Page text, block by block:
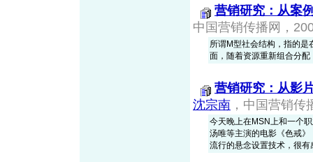
营销研究：从案
中国营销传播网，
所谓M型社会结构，指的
面，随着资源重新组合分
营销研究：从影
沈宗南 ，中国营销
今天晚上在MSN上和一个
汤唯等主演的电影《色戒
流行的悬念设置技术，很